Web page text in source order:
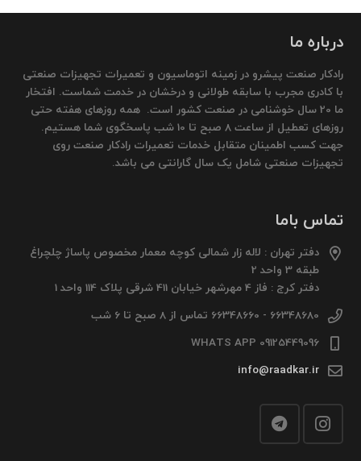
درباره ما
رادکار صنعت پیشرو در زمینه اتوماسیون و تعمیرات تجهیزات صنعتی
با کادری مجرب با سابقه طولانی و درخشان در خدمت شماست. افتخار
ما 20 سال خوشنامی در صنعت کشور است. همه روزهای هفته حتی
روزهای تعطیل از ساعت 8 صبح تا 10 شب پاسخگوی شما هستیم.
جهت کسب اطمینان متقابل خدمات تعمیرات رادکار صنعت روی
تجهیزات صنعتی شامل یک سال گارانتی می باشد.
تماس باما
دفتر تهران : لاله زار شمالی کوچه معمار مخصوص پاساژ چلچراغ
طبقه 3 واحد 2
دفتر کرج : فاز 4 مهرشهر خیابان 411 شرقی پلاک 114 واحد 1
66348680 - 66348660 تماس از 8 صبح تا 6 شب
09125449096 WHATS APP
info@raadkar.ir